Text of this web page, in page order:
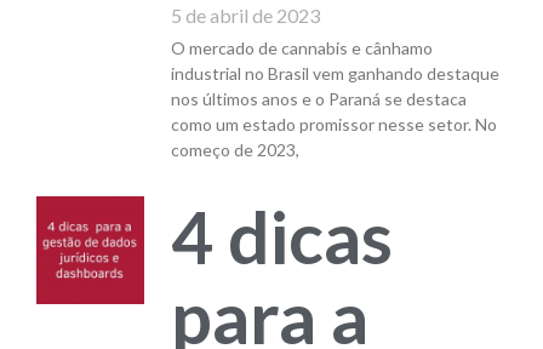
5 de abril de 2023
O mercado de cannabis e cânhamo
industrial no Brasil vem ganhando destaque
nos últimos anos e o Paraná se destaca
como um estado promissor nesse setor. No
começo de 2023,
4 dicas
para a